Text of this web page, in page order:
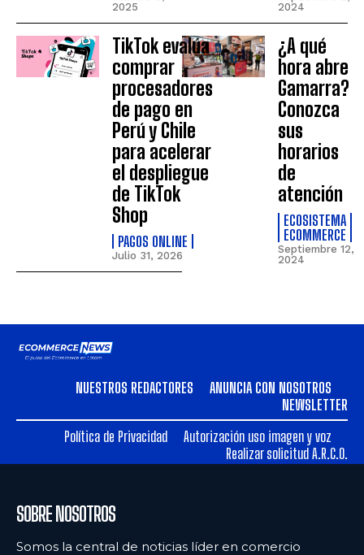
2025
2024
TikTok evalúa
comprar
procesadores
de pago en
Perú y Chile
para acelerar
el despliegue
de TikTok
Shop
PAGOS ONLINE
Julio 31, 2026
¿A qué
hora abre
Gamarra?
Conozca
sus
horarios
de
atención
ECOSISTEMA
ECOMMERCE
Septiembre 12,
2024
NUESTROS REDACTORES
ANUNCIA CON NOSOTROS
NEWSLETTER
Política de Privacidad
Autorización uso imagen y voz
Realizar solicitud A.R.C.O.
SOBRE NOSOTROS
Somos la central de noticias líder en comercio